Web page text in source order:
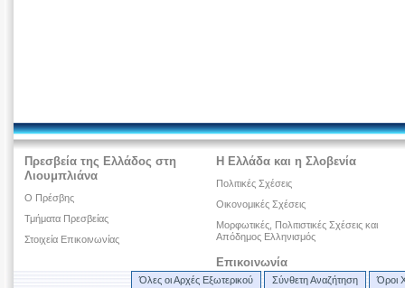
Πρεσβεία της Ελλάδος στη
Λιουμπλιάνα
O Πρέσβης
Τμήματα Πρεσβείας
Στοιχεία Επικοινωνίας
Η Ελλάδα και η Σλοβενία
Πολιτικές Σχέσεις
Οικονομικές Σχέσεις
Μορφωτικές, Πολιτιστικές Σχέσεις και
Απόδημος Ελληνισμός
Επικοινωνία
Όλες οι Αρχές Εξωτερικού Σύνθετη Αναζήτηση Όροι